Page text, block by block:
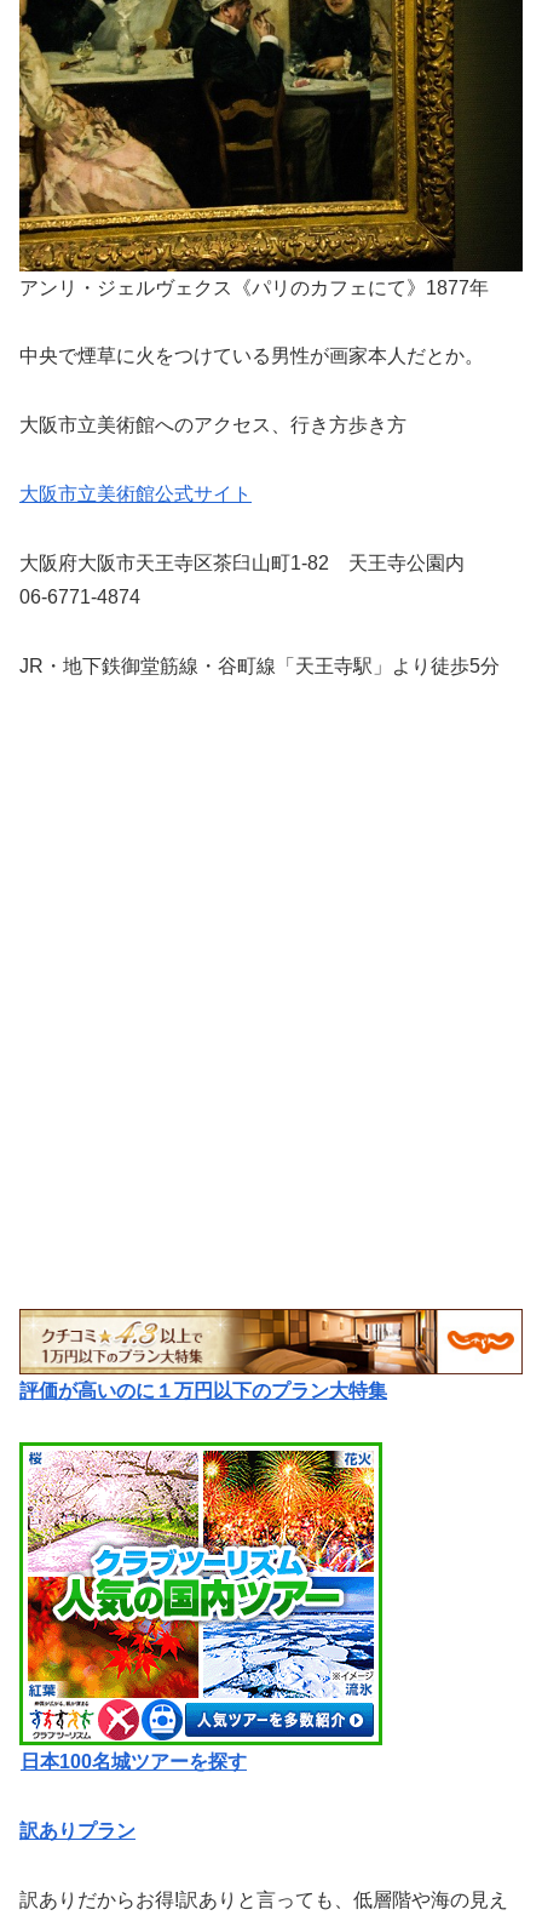
アンリ・ジェルヴェクス《パリのカフェにて》1877年
中央で煙草に火をつけている男性が画家本人だとか。
大阪市立美術館へのアクセス、行き方歩き方
大阪市立美術館公式サイト
大阪府大阪市天王寺区茶臼山町1-82 天王寺公園内
06-6771-4874
JR・地下鉄御堂筋線・谷町線「天王寺駅」より徒歩5分
評価が高いのに１万円以下のプラン大特集
日本100名城ツアーを探す
訳ありプラン
訳ありだからお得!訳ありと言っても、低層階や海の見え